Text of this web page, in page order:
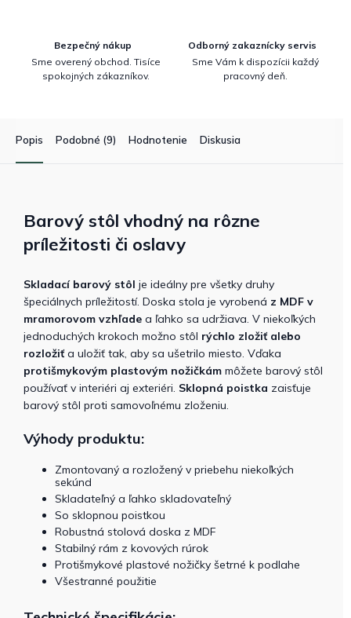
Bezpečný nákup
Sme overený obchod. Tisíce
spokojných zákazníkov.
Odborný zakaznícky servis
Sme Vám k dispozícii každý
pracovný deň.
Popis Podobné (9) Hodnotenie Diskusia
Barový stôl vhodný na rôzne
príležitosti či oslavy
Skladací barový stôl je ideálny pre všetky druhy
špeciálnych príležitostí. Doska stola je vyrobená z MDF v
mramorovom vzhľade a ľahko sa udržiava. V niekoľkých
jednoduchých krokoch možno stôl rýchlo zložiť alebo
rozložiť a uložiť tak, aby sa ušetrilo miesto. Vďaka
protišmykovým plastovým nožičkám môžete barový stôl
používať v interiéri aj exteriéri. Sklopná poistka zaisťuje
barový stôl proti samovoľnému zloženiu.
Výhody produktu:
Zmontovaný a rozložený v priebehu niekoľkých
sekúnd
Skladateľný a ľahko skladovateľný
So sklopnou poistkou
Robustná stolová doska z MDF
Stabilný rám z kovových rúrok
Protišmykové plastové nožičky šetrné k podlahe
Všestranné použitie